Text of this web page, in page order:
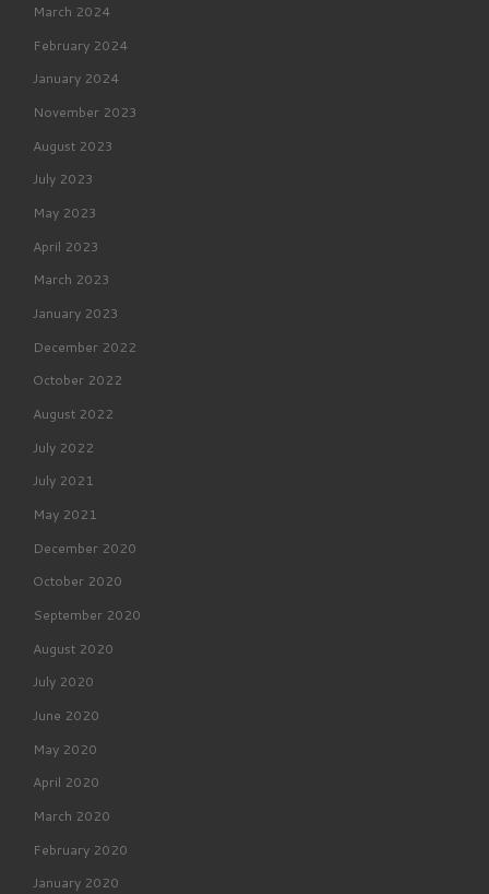
March 2024
February 2024
January 2024
November 2023
August 2023
July 2023
May 2023
April 2023
March 2023
January 2023
December 2022
October 2022
August 2022
July 2022
July 2021
May 2021
December 2020
October 2020
September 2020
August 2020
July 2020
June 2020
May 2020
April 2020
March 2020
February 2020
January 2020